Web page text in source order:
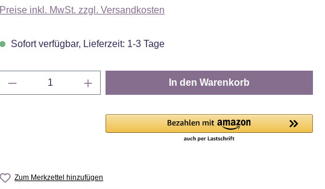
Preise inkl. MwSt. zzgl. Versandkosten
Sofort verfügbar, Lieferzeit: 1-3 Tage
Produkt Anzahl: Gib den gewünschten Wert ein
In den Warenkorb
Zum Merkzettel hinzufügen